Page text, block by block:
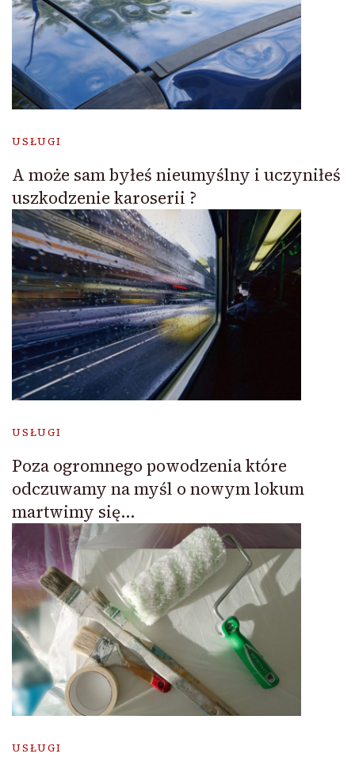
USŁUGI
A może sam byłeś nieumyślny i uczyniłeś
uszkodzenie karoserii ?
USŁUGI
Poza ogromnego powodzenia które
odczuwamy na myśl o nowym lokum
martwimy się…
USŁUGI